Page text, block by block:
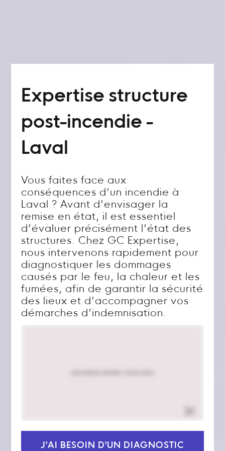
Expertise structure
post-incendie -
Laval
Vous faites face aux
conséquences d’un incendie à
Laval ? Avant d’envisager la
remise en état, il est essentiel
d’évaluer précisément l’état des
structures. Chez GC Expertise,
nous intervenons rapidement pour
diagnostiquer les dommages
causés par le feu, la chaleur et les
fumées, afin de garantir la sécurité
des lieux et d’accompagner vos
démarches d’indemnisation.
J'AI BESOIN D'UN DIAGNOSTIC